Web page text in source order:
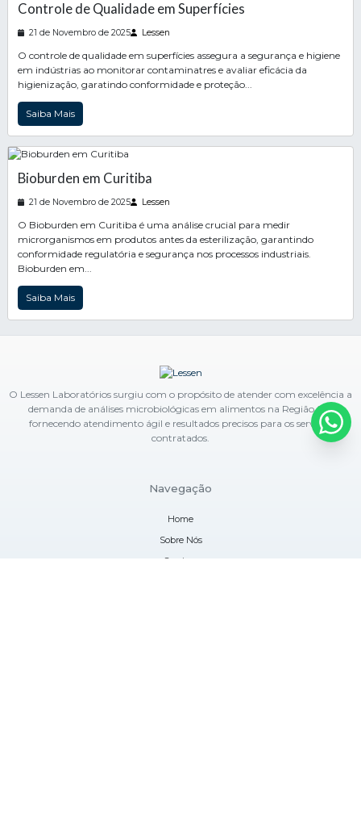
Controle de Qualidade em Superfícies
21 de Novembro de 2025 Lessen
O controle de qualidade em superfícies assegura a segurança e higiene
em indústrias ao monitorar contaminatres e avaliar eficácia da
higienização, garatindo conformidade e proteção...
Saiba Mais
Bioburden em Curitiba
21 de Novembro de 2025 Lessen
O Bioburden em Curitiba é uma análise crucial para medir
microrganismos em produtos antes da esterilização, garantindo
conformidade regulatória e segurança nos processos industriais.
Bioburden em...
Saiba Mais
O Lessen Laboratórios surgiu com o propósito de atender com excelência a
demanda de análises microbiológicas em alimentos na Região Sul,
fornecendo atendimento ágil e resultados precisos para os serviços
contratados.
Navegação
Home
Sobre Nós
Serviços